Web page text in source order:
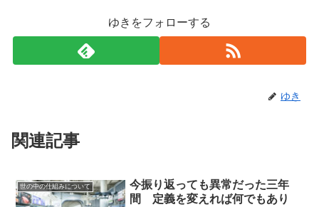
ゆきをフォローする
ゆき
関連記事
世の中の仕組みについて
今振り返っても異常だった三年
間 定義を変えれば何でもあり